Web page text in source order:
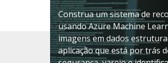
Construa um sistema de
usando Azure Machine
imagens em dados
aplicação que está por trás